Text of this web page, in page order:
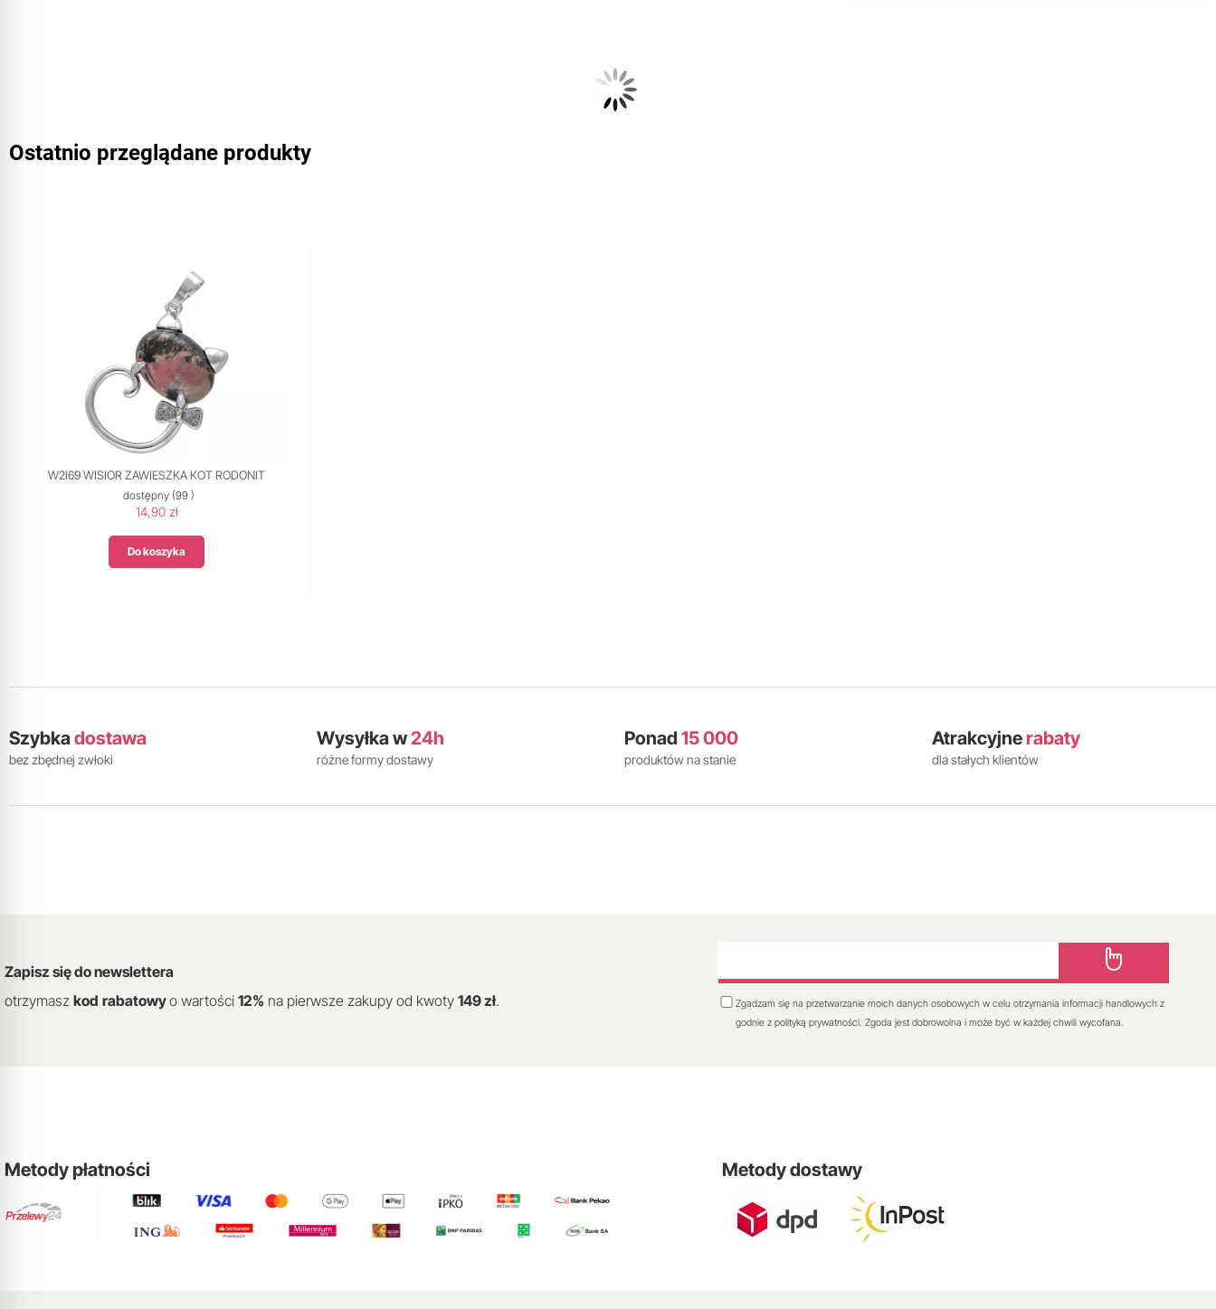
Ostatnio przeglądane produkty
W2I69 WISIOR ZAWIESZKA KOT RODONIT
dostępny (99 )
14,90 zł
Do koszyka
Szybkadostawa
bez zbędnej zwłoki
Wysyłka w24h
różne formy dostawy
Ponad 15 000
produktów na stanie
Atrakcyjne rabaty
dla stałych klientów
Zapisz się do newslettera
otrzymasz kod rabatowyo wartości 12% na pierwsze zakupy od kwoty 149 zł.
Zgadzam się na przetwarzanie moich danych osobowych w celu otrzymania informacji handlowych z
godnie z polityką prywatności. Zgoda jest dobrowolna i może być w każdej chwili wycofana.
Metody płatności Metody dostawy